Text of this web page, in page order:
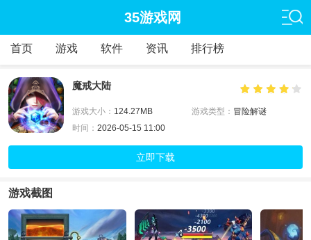
35游戏网
首页 游戏 软件 资讯 排行榜
魔戒大陆
游戏大小： 124.27MB 游戏类型： 冒险解谜
时间： 2026-05-15 11:00
立即下载
游戏截图